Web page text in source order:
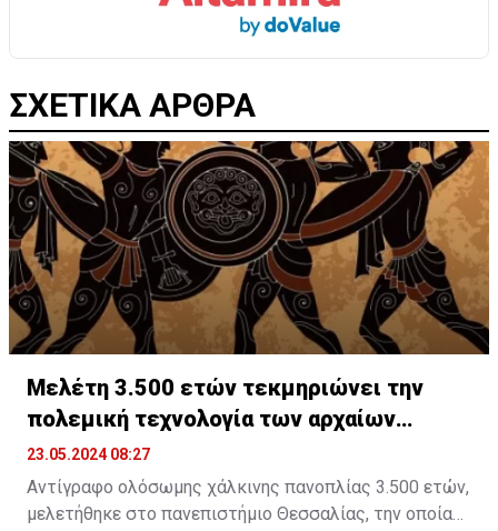
ΣΧΕΤΙΚΑ ΑΡΘΡΑ
Μελέτη 3.500 ετών τεκμηριώνει την
πολεμική τεχνολογία των αρχαίων
Ελλήνων
23.05.2024 08:27
Αντίγραφο ολόσωμης χάλκινης πανοπλίας 3.500 ετών,
μελετήθηκε στο πανεπιστήμιο Θεσσαλίας, την οποίαν